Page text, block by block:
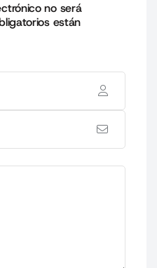
no será
están